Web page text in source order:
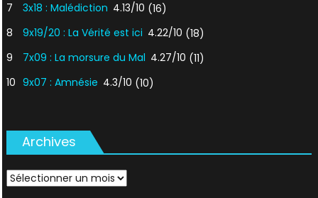
7
3x18 : Malédiction 4.13/10 (16)
8
9x19/20 : La Vérité est ici 4.22/10 (18)
9
7x09 : La morsure du Mal 4.27/10 (11)
10 9x07 : Amnésie 4.3/10 (10)
Archives
Archives